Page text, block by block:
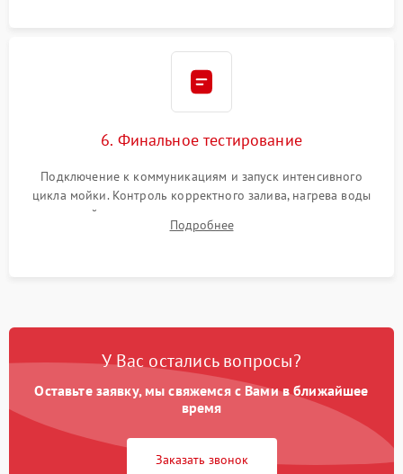
6. Финальное тестирование
Подключение к коммуникациям и запуск интенсивного
цикла мойки. Контроль корректного залива, нагрева воды
до нужной температуры, отсутствия посторонних шумов,
штатного слива и абсолютной сухости в поддоне.
Подробнее
У Вас остались вопросы?
Оставьте заявку, мы свяжемся с Вами в ближайшее
время
Заказать звонок